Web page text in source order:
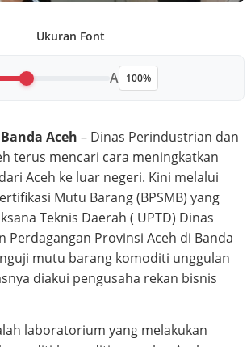
Ukuran Font
A 100%
Banda Aceh – Dinas Perindustrian dan
terus mencari cara meningkatkan
Aceh ke luar negeri. Kini melalui
Mutu Barang (BPSMB) yang
Teknis Daerah ( UPTD) Dinas
Perdagangan Provinsi Aceh di Banda
mutu barang komoditi unggulan
diakui pengusaha rekan bisnis
laboratorium yang melakukan